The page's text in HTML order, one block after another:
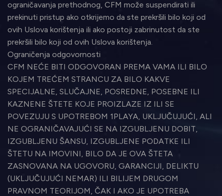
ograničavanja prethodnog, CFM može suspendirati ili
prekinuti pristup ako otkrijemo da ste prekršili bilo koji od
ovih Uslova korištenja ili ako postoji zabrinutost da ste
prekršili bilo koji od ovih Uslova korištenja.
Ograničenja odgovornosti
CFM NEĆE BITI ODGOVORAN PREMA VAMA ILI BILO
KOJEM TREĆEM STRANCU ZA BILO KAKVE
SPECIJALNE, SLUČAJNE, POSREDNE, POSEBNE ILI
KAZNENE ŠTETE KOJE PROIZLAZE IZ ILI SE
POVEZUJU S UPOTREBOM 1PLAYA, UKLJUČUJUĆI, ALI
NE OGRANIČAVAJUĆI SE NA IZGUBLJENU DOBIT,
IZGUBLJENU ŠANSU, IZGUBLJENE PODATKE ILI
ŠTETU NA IMOVINI, BILO DA JE OVA ŠTETA
ZASNOVANA NA UGOVORU, GARANCIJI, DELIKTU
(UKLJUČUJUĆI NEMAR) ILI BILIJEM DRUGOM
PRAVNOM TEORIJOM, ČAK I AKO JE UPOTREBA